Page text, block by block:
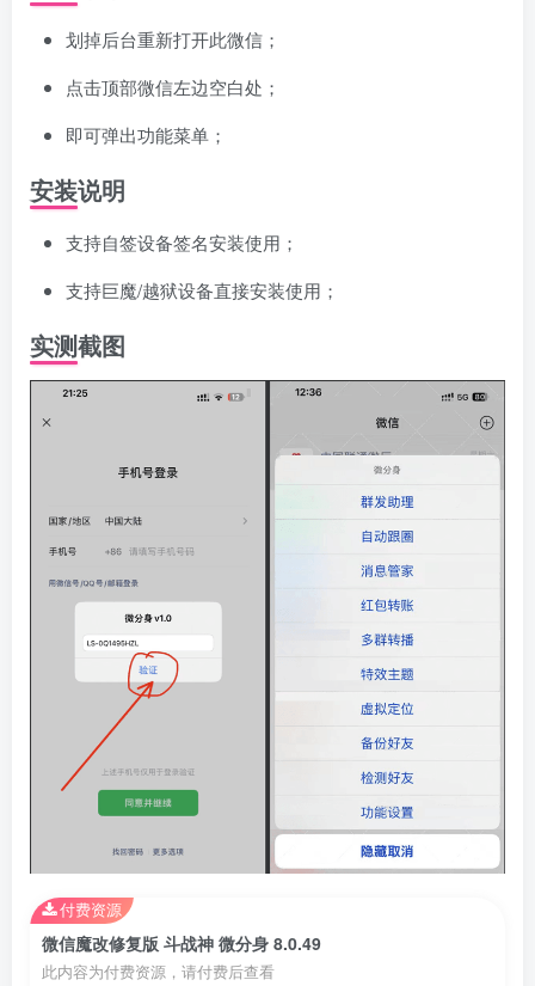
划掉后台重新打开此微信；
点击顶部微信左边空白处；
即可弹出功能菜单；
安装说明
支持自签设备签名安装使用；
支持巨魔/越狱设备直接安装使用；
实测截图
微信魔改修复版 斗战神 微分身 8.0.49
此内容为付费资源，请付费后查看
付费资源